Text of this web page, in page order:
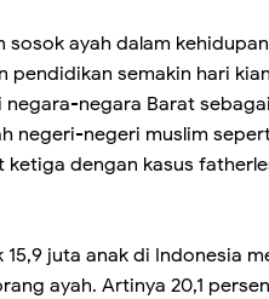
sosok ayah dalam
pendidikan semakin hari
negara Barat
negeri-negeri muslim
ketiga dengan kasus
juta anak di Indonesia
ayah. Artinya 20,1